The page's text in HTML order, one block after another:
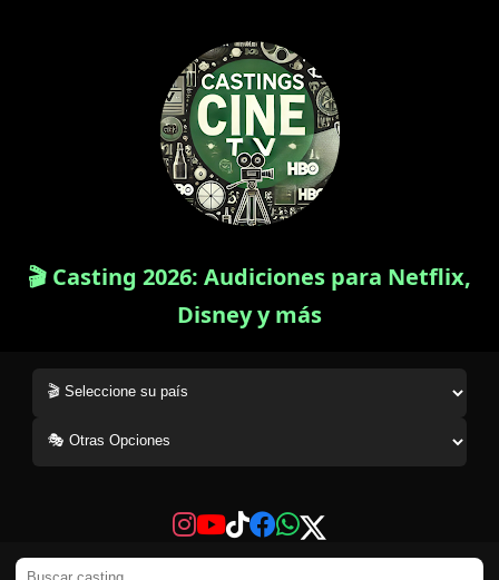
🎬 Casting 2026: Audiciones para Netflix,
Disney y más